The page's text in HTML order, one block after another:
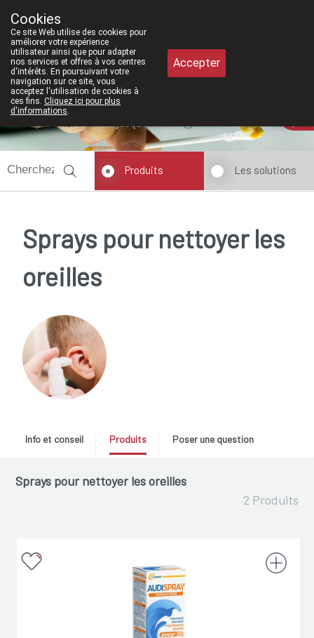
Produits Les solutions
Sprays pour nettoyer les
oreilles
Info et conseil Produits Poser une question
Sprays pour nettoyer les oreilles
2 Produits
Cookies
Ce site Web utilise des cookies pour
améliorer votre expérience
utilisateur ainsi que pour adapter
nos services et offres à vos centres
d'intérêts. En poursuivant votre
navigation sur ce site, vous
acceptez l'utilisation de cookies à
ces fins. Cliquez ici pour plus
d'informations.
Accepter